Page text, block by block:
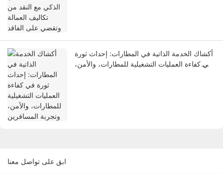
أكشاك الخدمة الذاتية في المطارات: إحداث ثورة
في كفاءة العمليات التشغيلية للمطارات، والأمن،
ابق على تواصل معنا